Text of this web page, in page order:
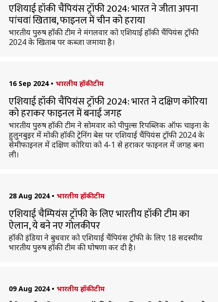
एशियाई हॉकी चैंपियंस ट्रॉफी 2024: भारत ने जीता अपना
पांचवां खिताब, फाइनल में चीन को हराया
भारतीय पुरुष हॉकी टीम ने मंगलवार को एशियाई हॉकी चैंपियंस ट्रॉफी
2024 के खिताब पर कब्जा जमाया है।
16 Sep 2024 • भारतीय हॉकी टीम
एशियाई हॉकी चैंपियंस ट्रॉफी 2024: भारत ने दक्षिण कोरिया
को हराकर फाइनल में बनाई जगह
भारतीय पुरुष हॉकी टीम ने सोमवार को पीपुल्स रिपब्लिक ऑफ चाइना के
हुलुनबुइर में मोकी हॉकी ट्रेनिंग बेस पर एशियाई चैंपियंस ट्रॉफी 2024 के
सेमीफाइनल में दक्षिण कोरिया को 4-1 से हराकर फाइनल में जगह बना
ली।
28 Aug 2024 • भारतीय हॉकी टीम
एशियाई चैम्पियंस ट्रॉफी के लिए भारतीय हॉकी टीम का
ऐलान, ये बने नए गोलकीपर
हॉकी इंडिया ने बुधवार को एशियाई चैंपियंस ट्रॉफी के लिए 18 सदस्यीय
भारतीय पुरुष हॉकी टीम की घोषणा कर दी है।
09 Aug 2024 • भारतीय हॉकी टीम